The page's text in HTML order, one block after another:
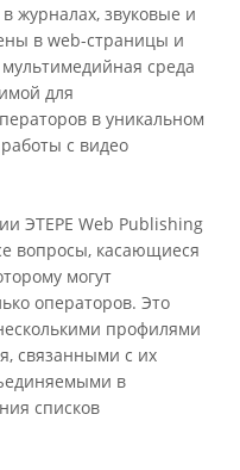
журналах, звуковые и
в web-страницы и
мультимедийная среда
для
в уникальном
с видео
ЭТЕРЕ Web Publishing
вопросы, касающиеся
могут
операторов. Это
профилями
связанными с их
в
списков